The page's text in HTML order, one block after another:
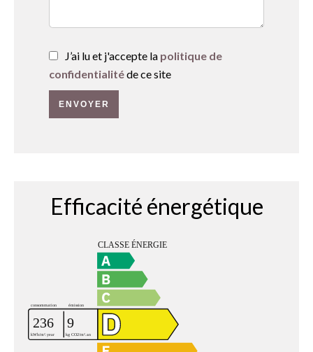
J’ai lu et j'accepte la politique de
confidentialitéde ce site
ENVOYER
Efficacité énergétique